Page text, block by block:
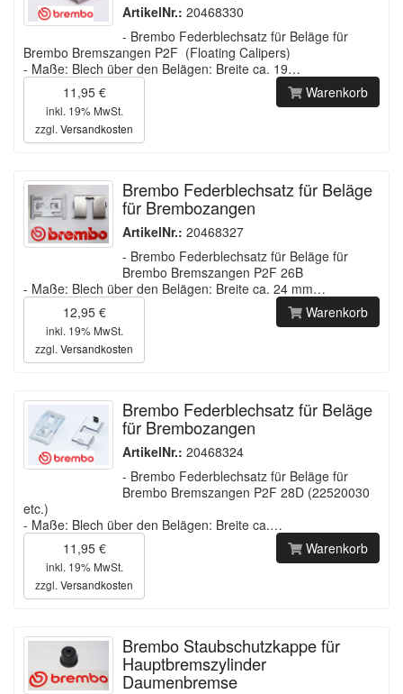
ArtikelNr.: 20468330
- Brembo Federblechsatz für Beläge für
Brembo Bremszangen P2F (Floating Calipers)
- Maße: Blech über den Belägen: Breite ca. 19…
11,95 €
inkl. 19% MwSt.
zzgl. Versandkosten
Warenkorb
Brembo Federblechsatz für Beläge
für Brembozangen
ArtikelNr.: 20468327
- Brembo Federblechsatz für Beläge für
Brembo Bremszangen P2F 26B
- Maße: Blech über den Belägen: Breite ca. 24 mm…
12,95 €
inkl. 19% MwSt.
zzgl. Versandkosten
Warenkorb
Brembo Federblechsatz für Beläge
für Brembozangen
ArtikelNr.: 20468324
- Brembo Federblechsatz für Beläge für
Brembo Bremszangen P2F 28D (22520030
etc.)
- Maße: Blech über den Belägen: Breite ca.…
11,95 €
inkl. 19% MwSt.
zzgl. Versandkosten
Warenkorb
Brembo Staubschutzkappe für
Hauptbremszylinder
Daumenbremse